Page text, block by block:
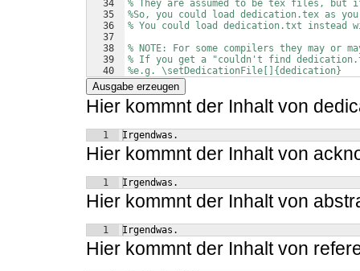
34
35
36
37
38
39
40
41
% They are assumed to be tex files, but
%So, you could load dedication.tex as
% You could load dedication.txt
% NOTE: For some compilers they may
% If you get a "couldn't find
%e.g. \setDedicationFile[]{dedication}
Ausgabe erzeugen
Hier kommnt der Inhalt von
1 Irgendwas.
Hier kommnt der Inhalt von
1 Irgendwas.
Hier kommnt der Inhalt von
1 Irgendwas.
Hier kommnt der Inhalt von